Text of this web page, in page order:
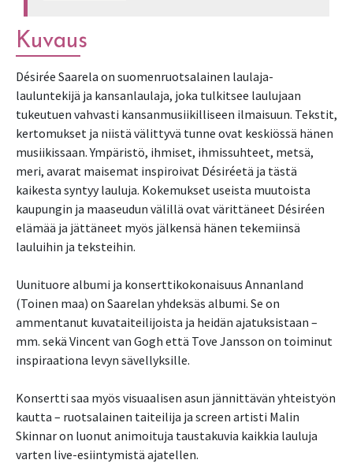
Kuvaus
Désirée Saarela on suomenruotsalainen laulaja-
lauluntekijä ja kansanlaulaja, joka tulkitsee laulujaan
tukeutuen vahvasti kansanmusiikilliseen ilmaisuun. Tekstit,
kertomukset ja niistä välittyvä tunne ovat keskiössä hänen
musiikissaan. Ympäristö, ihmiset, ihmissuhteet, metsä,
meri, avarat maisemat inspiroivat Désiréetä ja tästä
kaikesta syntyy lauluja. Kokemukset useista muutoista
kaupungin ja maaseudun välillä ovat värittäneet Désiréen
elämää ja jättäneet myös jälkensä hänen tekemiinsä
lauluihin ja teksteihin.
Uunituore albumi ja konserttikokonaisuus Annanland
(Toinen maa) on Saarelan yhdeksäs albumi. Se on
ammentanut kuvataiteilijoista ja heidän ajatuksistaan –
mm. sekä Vincent van Gogh että Tove Jansson on toiminut
inspiraationa levyn sävellyksille.
Konsertti saa myös visuaalisen asun jännittävän yhteistyön
kautta – ruotsalainen taiteilija ja screen artisti Malin
Skinnar on luonut animoituja taustakuvia kaikkia lauluja
varten live-esiintymistä ajatellen.